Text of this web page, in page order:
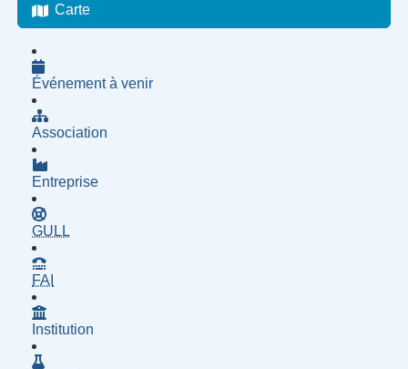
Carte
Événement à venir
Association
Entreprise
GULL
FAI
Institution